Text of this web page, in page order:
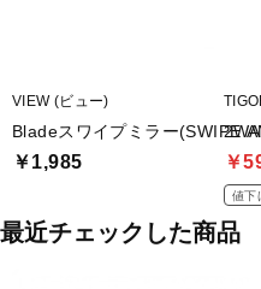
VIEW (ビュー)
Bladeスワイプミラー(SWIPE
￥1,985 ￥
値下
最近チェックした商品